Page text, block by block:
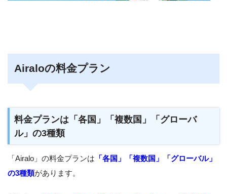
Airaloの料金プラン
料金プランは「各国」「複数国」「グローバ
ル」の3種類
「Airalo」の料金プランは 「各国」「複数国」「グローバル」
の3種類があります。